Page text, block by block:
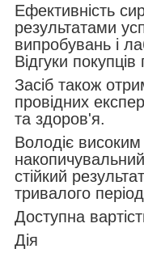
Ефективність
результатами
випробувань і
Відгуки
Засіб також
провідних
та здоров'я.
Володіє високим
стійкий
тривалого
Доступна
Дія